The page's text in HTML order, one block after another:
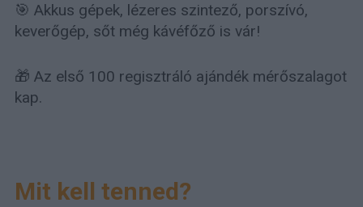
🎯 Akkus gépek, lézeres szintező, porszívó,
keverőgép, sőt még kávéfőző is vár!
🎁 Az első 100 regisztráló ajándék mérőszalagot
kap.
Mit kell tenned?